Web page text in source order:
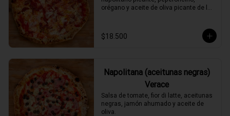
orégano y aceite de oliva picante de la
$18.500
Napolitana (aceitunas negras)
Verace
Salsa de tomate, fior di latte, aceitunas
negras, jamón ahumado y aceite de
oliva.